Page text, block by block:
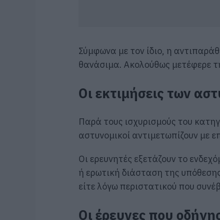
Σύμφωνα με τον ίδιο, η
θανάσιμα. Ακολούθως μετέφερε
Οι εκτιμήσεις των
Παρά τους ισχυρισμούς του
αστυνομικοί αντιμετωπίζουν με
Οι ερευνητές εξετάζουν το
ή ερωτική διάσταση της
είτε λόγω περιστατικού που
Οι έρευνες που